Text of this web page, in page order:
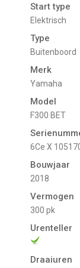
Start type
Elektrisch
Type
Buitenboord
Merk
Yamaha
Model
F300 BET
6Ce X
Bouwjaar
2018
Vermogen
300 pk
Urenteller
Draaiuren